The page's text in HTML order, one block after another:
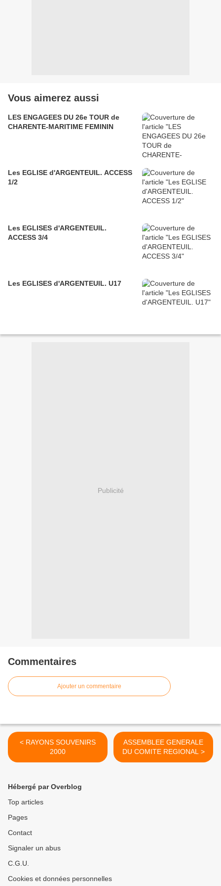
Vous aimerez aussi
LES ENGAGEES DU 26e TOUR de
CHARENTE-MARITIME FEMININ
Les EGLISE d'ARGENTEUIL. ACCESS
1/2
Les EGLISES d'ARGENTEUIL.
ACCESS 3/4
Les EGLISES d'ARGENTEUIL. U17
Publicité
Commentaires
Ajouter un commentaire
< RAYONS SOUVENIRS
2000
ASSEMBLEE GENERALE
DU COMITE REGIONAL >
Hébergé par Overblog
Top articles
Pages
Contact
Signaler un abus
C.G.U.
Cookies et données personnelles